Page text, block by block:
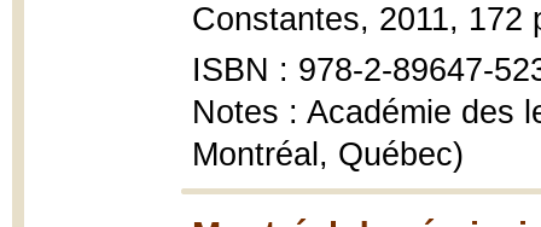
Constantes, 2011, 172
ISBN : 978-2-89647-
Notes : Académie des
Montréal, Québec)